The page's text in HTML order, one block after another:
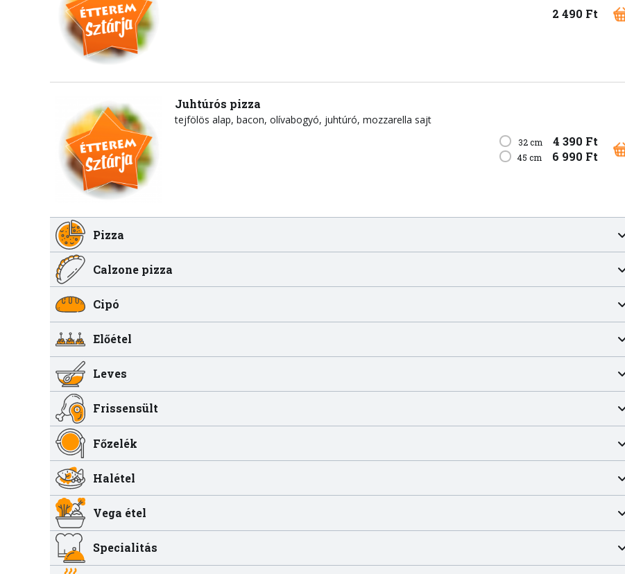
2 490 Ft
Juhtúrós pizza
tejfölös alap bacon olívabogyó juhtúró mozzarella sajt
32 cm 4 390 Ft
45 cm 6 990 Ft
Pizza
Calzone pizza
Cipó
Előétel
Leves
Frissensült
Főzelék
Halétel
Vega étel
Specialitás